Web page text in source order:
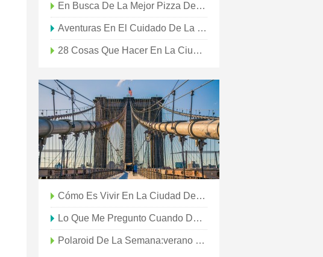
En Busca De La Mejor Pizza De La Ciudad De Nueva York
Aventuras En El Cuidado De La Casa En La Ciudad De Nueva York
28 Cosas Que Hacer En La Ciudad De Nueva York En El Verano
Cómo Es Vivir En La Ciudad De Nueva York Durante El COVID-19
Lo Que Me Pregunto Cuando Deambulo:¿hay Algún Lugar Nuevo Ya?
Polaroid De La Semana:verano En La Ciudad De Nueva York